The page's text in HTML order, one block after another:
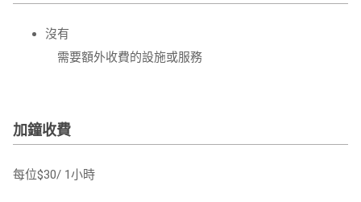
沒有
需要額外收費的設施或服務
加鐘收費
每位$30/ 1小時